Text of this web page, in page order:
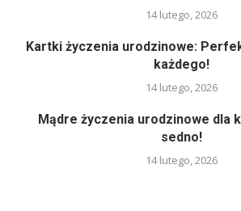
14 lutego, 2026
Kartki życzenia urodzinowe:
każdego!
14 lutego, 2026
Mądre życzenia urodzinowe dla
sedno!
14 lutego, 2026